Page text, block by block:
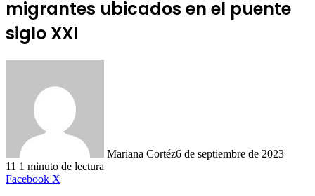
migrantes ubicados en el puente
siglo XXI
Mariana Cortéz6 de septiembre de 2023
11 1 minuto de lectura
Facebook X